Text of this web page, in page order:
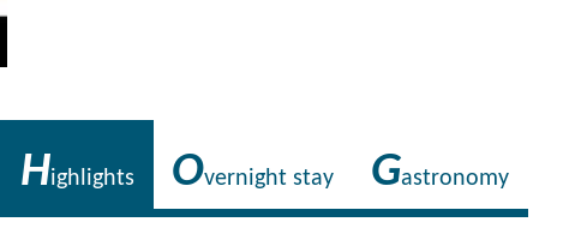
Highlights Overnight stay Gastronomy